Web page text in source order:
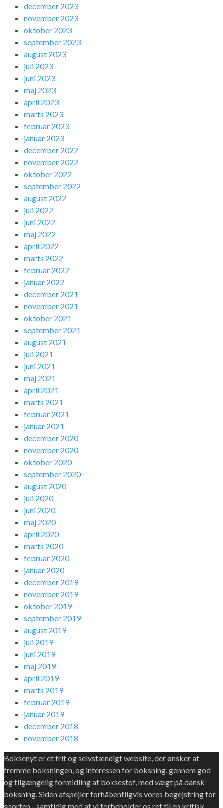
december 2023
november 2023
oktober 2023
september 2023
august 2023
juli 2023
juni 2023
maj 2023
april 2023
marts 2023
februar 2023
januar 2023
december 2022
november 2022
oktober 2022
september 2022
august 2022
juli 2022
juni 2022
maj 2022
april 2022
marts 2022
februar 2022
januar 2022
december 2021
november 2021
oktober 2021
september 2021
august 2021
juli 2021
juni 2021
maj 2021
april 2021
marts 2021
februar 2021
januar 2021
december 2020
november 2020
oktober 2020
september 2020
august 2020
juli 2020
juni 2020
maj 2020
april 2020
marts 2020
februar 2020
januar 2020
december 2019
november 2019
oktober 2019
september 2019
august 2019
juli 2019
juni 2019
maj 2019
april 2019
marts 2019
februar 2019
januar 2019
december 2018
november 2018
Boksenyt er et frit og selvstændigt website, der ønsker at
fremme boksningen, og interessen for boksning, gennem god
og tilgængelig formidling af boksestof, med vægt på dansk
boksning. Siden afspejler forhåbentligvis vores begejstring for
sporten - samtidig med at vi forbeholder os ret til en kritisk